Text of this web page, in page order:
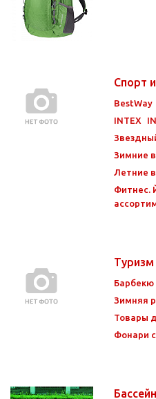
Спорт
BestWay
INTEX
Зимние
Летние
Фитнес.
Барбекю
Зимняя
Товары
Фонари